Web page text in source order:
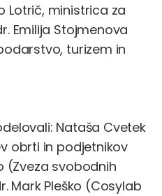
Lotrič, ministrica za
Emilija Stojmenova
turizem in
Nataša Cvetek
obrti in podjetnikov
(Zveza svobodnih
Mark Pleško (Cosylab